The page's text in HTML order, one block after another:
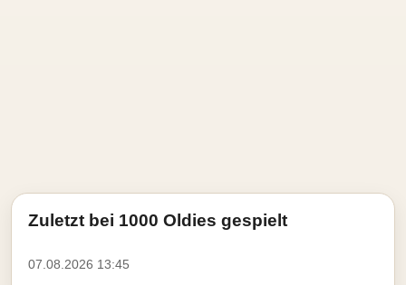
Zuletzt bei 1000 Oldies gespielt
07.08.2026 13:45